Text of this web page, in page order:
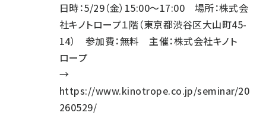
日時：5/29（金）15:00～17:00 場所：株式会
社キノトロープ１階（東京都渋谷区大山町45-
14） 参加費：無料 主催：株式会社キノト
ロープ
→
https://www.kinotrope.co.jp/seminar/20
260529/